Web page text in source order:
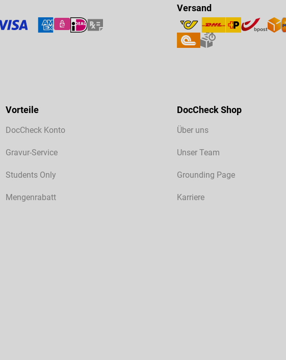
Versand
Vorteile
DocCheck Konto
Gravur-Service
Students Only
Mengenrabatt
DocCheck Shop
Über uns
Unser Team
Grounding Page
Karriere